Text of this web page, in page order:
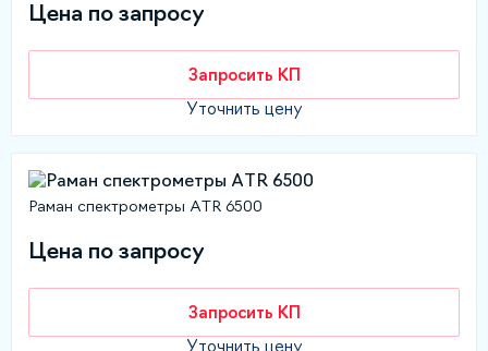
Цена по запросу
Запросить КП
Уточнить цену
Раман спектрометры ATR 6500
Цена по запросу
Запросить КП
Уточнить цену